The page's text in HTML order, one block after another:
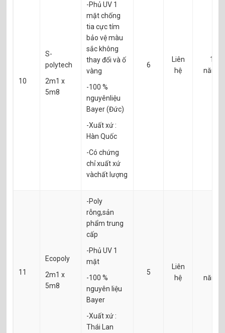
10
S-
polytech
2m1 x
5m8
-Phủ UV 1
mặt chống
tia cực tím
bảo vệ màu
sắc không
thay đổi và ố
vàng
-100 %
nguyênliệu
Bayer (Đức)
-Xuất xứ :
Hàn Quốc
-Có chứng
chỉ xuất xứ
vàchất lượng
6
Liên
hệ
10
năm
11
Ecopoly
2m1 x
5m8
-Poly
rỗng,sản
phẩm trung
cấp
-Phủ UV 1
mặt
-100 %
nguyên liệu
Bayer
-Xuất xứ :
Thái Lan
5
Liên
hệ
năm